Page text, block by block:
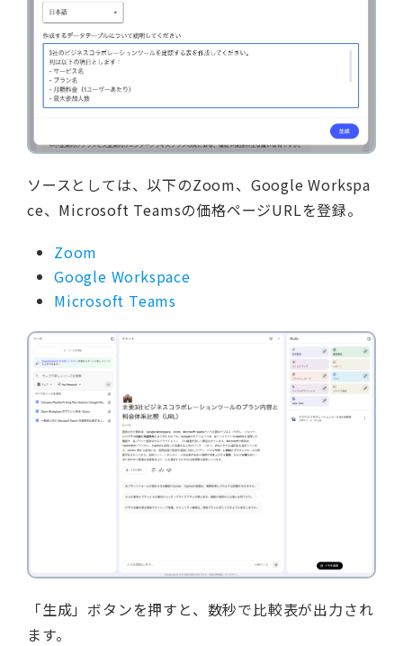
ソースとしては、以下のZoom、Google Workspa
ce、Microsoft Teamsの価格ページURLを登録。
Zoom
Google Workspace
Microsoft Teams
「生成」ボタンを押すと、数秒で比較表が出力され
ます。